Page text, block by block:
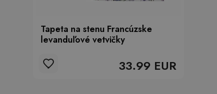
Tapeta na stenu Francúzske
levanduľové vetvičky
33.99 EUR